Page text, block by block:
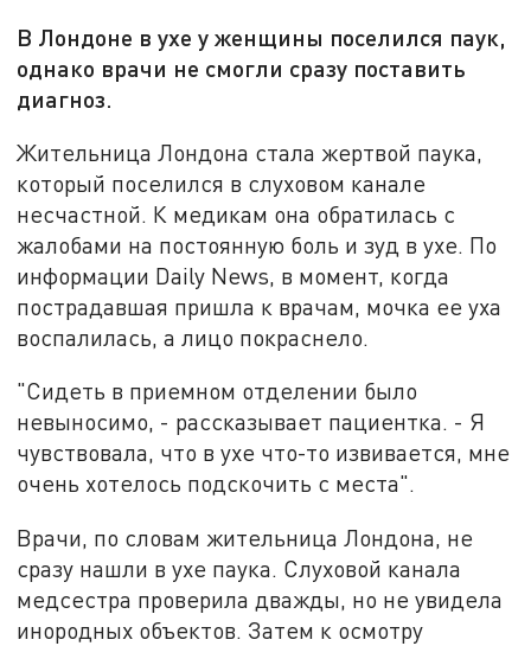
В Лондоне в ухе у женщины поселился паук,
однако врачи не смогли сразу поставить
диагноз.
Жительница Лондона стала жертвой паука,
который поселился в слуховом канале
несчастной. К медикам она обратилась с
жалобами на постоянную боль и зуд в ухе. По
информации Daily News, в момент, когда
пострадавшая пришла к врачам, мочка ее уха
воспалилась, а лицо покраснело.
"Сидеть в приемном отделении было
невыносимо, - рассказывает пациентка. - Я
чувствовала, что в ухе что-то извивается, мне
очень хотелось подскочить с места".
Врачи, по словам жительница Лондона, не
сразу нашли в ухе паука. Слуховой канала
медсестра проверила дважды, но не увидела
инородных объектов. Затем к осмотру